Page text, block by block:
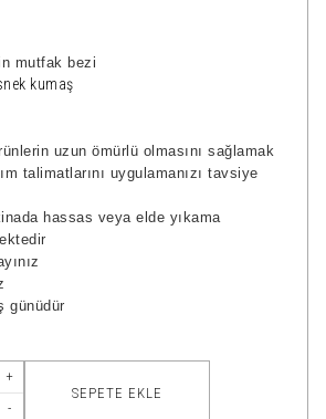
mutfak bezi
kumaş
uzun ömürlü olmasını sağlamak
talimatlarını uygulamanızı tavsiye
hassas veya elde yıkama
günüdür
+
-
SEPETE EKLE